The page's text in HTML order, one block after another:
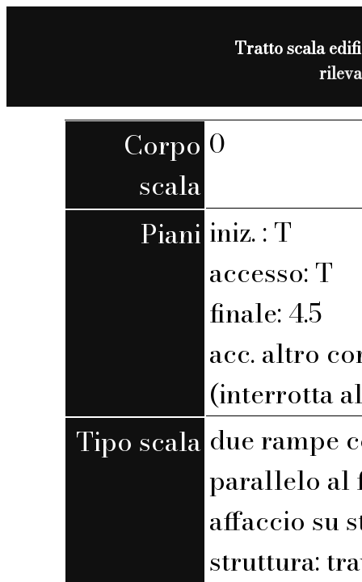
Tratto scala
Corpo
scala
0
Piani iniz. : T
accesso: T
finale: 4.5
acc. altro
(interrotta
Tipo scala due rampe
parallelo al
affaccio su
struttura: